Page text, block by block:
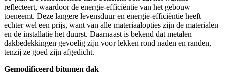
reflecteert, waardoor de energie-efficiëntie van het gebouw
toeneemt. Deze langere levensduur en energie-efficiëntie heeft
echter wel een prijs, want van alle materiaalopties zijn de materialen
en de installatie het duurst. Daarnaast is bekend dat metalen
dakbedekkingen gevoelig zijn voor lekken rond naden en randen,
tenzij ze goed zijn afgedicht.
Gemodificeerd bitumen dak